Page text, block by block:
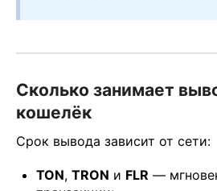
Сколько занимает
кошелёк
Срок вывода зависит от сети:
TON, TRON и FLR —